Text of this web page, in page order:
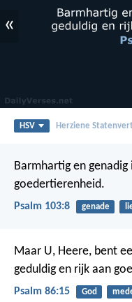
«
HSV Herziene
Barmhartig en genadig
goedertierenheid.
Psalm 103:8 genade
Maar U, Heere, bent
geduldig en rijk aan
Psalm 86:15 God